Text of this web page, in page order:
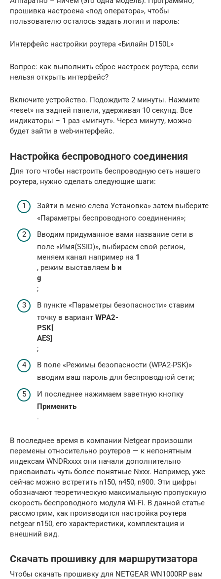
прошивка настроена «под оператора», чтобы
пользователю осталось задать логин и пароль:
Интерфейс настройки роутера «Билайн D150L»
Вопрос: как выполнить сброс настроек роутера, если
нельзя открыть интерфейс?
Включите устройство. Подождите 2 минуты. Нажмите
«reset» на задней панели, удерживая 10 секунд. Все
индикаторы – 1 раз «мигнут». Через минуту, можно
будет зайти в web-интерфейс.
Настройка беспроводного соединения
Для того чтобы настроить беспроводную сеть нашего
роутера, нужно сделать следующие шаги:
Зайти в меню слева Установка» затем выберите
«Параметры беспроводного соединения»;
Вводим придуманное вами название сети в
поле «Имя(SSID)», выбираем свой регион,
меняем канал например на 1
, режим выставляем b и
g
;
В пункте «Параметры безопасности» ставим
точку в вариант WPA2-
PSK[
AES]
;
В поле «Режимы безопасности (WPA2-PSK)»
вводим ваш пароль для беспроводной сети;
И последнее нажимаем заветную кнопку
Применить
.
В последнее время в компании Netgear произошли
перемены относительно роутеров — к непонятным
индексам WNDRхххх они начали дополнительно
присваивать чуть более понятные Nххх. Например, уже
сейчас можно встретить n150, n450, n900. Эти цифры
обозначают теоретическую максимальную пропускную
скорость беспроводного модуля Wi-Fi. В данной статье
рассмотрим, как производится настройка роутера
netgear n150, его характеристики, комплектация и
внешний вид.
Скачать прошивку для маршрутизатора
Чтобы скачать прошивку для NETGEAR WN1000RP вам